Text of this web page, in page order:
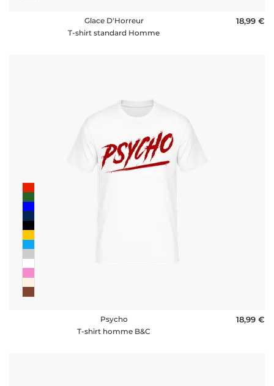
Glace D'Horreur
T-shirt standard Homme
18,99 €
Psycho
T-shirt homme B&C
18,99 €